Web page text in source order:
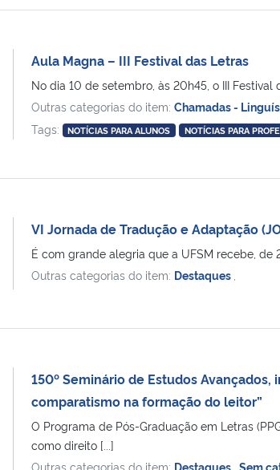
Aula Magna – III Festival das Letras
No dia 10 de setembro, às 20h45, o III
Outras categorias do item: Chamadas -
Tags:
NOTÍCIAS PARA ALUNOS NOTÍCIAS PARA
VI Jornada de Tradução e Adaptação
É com grande alegria que a UFSM recebe, de
Outras categorias do item: Destaques
150º Seminário de Estudos
comparatismo na formação do leitor”
O Programa de Pós-Graduação em Letras
como direito [...]
Outras categorias do item: Destaques Sem